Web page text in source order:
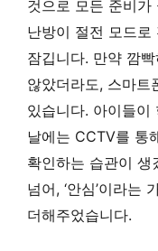
것으로 모든 준비가
난방이 절전 모드로
잠깁니다. 만약 깜
않았더라도, 스마트
있습니다. 아이들이
날에는 CCTV를 통
확인하는 습관이 생
넘어, ‘안심’이라는
더해주었습니다.